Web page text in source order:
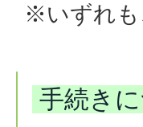
※いずれも
手続き